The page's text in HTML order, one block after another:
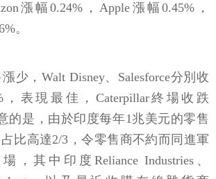
漲幅0.24%，Apple漲幅0.45%，
。
少，Walt Disney、Salesforce分別收
，表現最佳，Caterpillar終場收跌
的是，由於印度每年1兆美元的零售
比高達2/3，令零售商不約而同進軍
，其中印度Reliance Industries、